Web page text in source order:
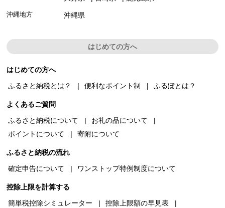
沖縄地方 沖縄県
はじめての方へ
はじめての方へ
ふるさと納税とは？
便利なポイント制 ふるぽとは？
よくあるご質問
ふるさと納税について
お礼の品について
ポイントについて
寄附について
ふるさと納税の流れ
確定申告について
ワンストップ特例制度について
控除上限を計算する
簡単税控除シミュレーター
控除上限額の早見表